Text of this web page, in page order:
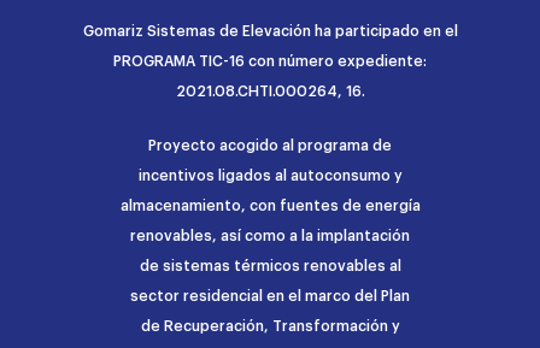
Gomariz Sistemas de Elevación ha participado en el
PROGRAMA TIC-16 con número expediente:
2021.08.CHTI.000264, 16.
Proyecto acogido al programa de
incentivos ligados al autoconsumo y
almacenamiento, con fuentes de energía
renovables, así como a la implantación
de sistemas térmicos renovables al
sector residencial en el marco del Plan
de Recuperación, Transformación y